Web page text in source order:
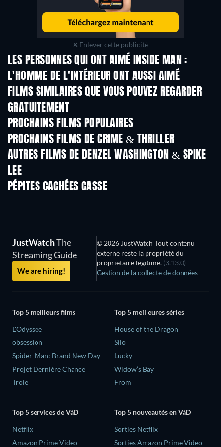
Enlever cette publicité
LES PERSONNES QUI ONT AIMÉ INSIDE MAN :
L'HOMME DE L'INTÉRIEUR ONT AUSSI AIMÉ
FILMS SIMILAIRES QUE VOUS POUVEZ REGARDER
GRATUITEMENT
PROCHAINS FILMS POPULAIRES
PROCHAINS FILMS DE CRIME & THRILLER
AUTRES FILMS DE DENZEL WASHINGTON & SPIKE
LEE
PÉPITES CACHÉES CASSE
Série
JustWatchThe
Streaming Guide
We are hiring!
© 2026 JustWatch Tout contenu
externe reste la propriété du
propriétaire légitime. (3.13.0)
Gestion de la collecte de données
Top 5 meilleurs films
L'Odyssée
obsession
Spider-Man: Brand New Day
Projet Dernière Chance
Troie
Top 5 meilleures séries
House of the Dragon
Silo
Lucky
Widow’s Bay
From
Top 5 services de VàD
Netflix
Amazon Prime Video
Top 5 nouveautés en VàD
Sorties Netflix
Sorties Amazon Prime Video